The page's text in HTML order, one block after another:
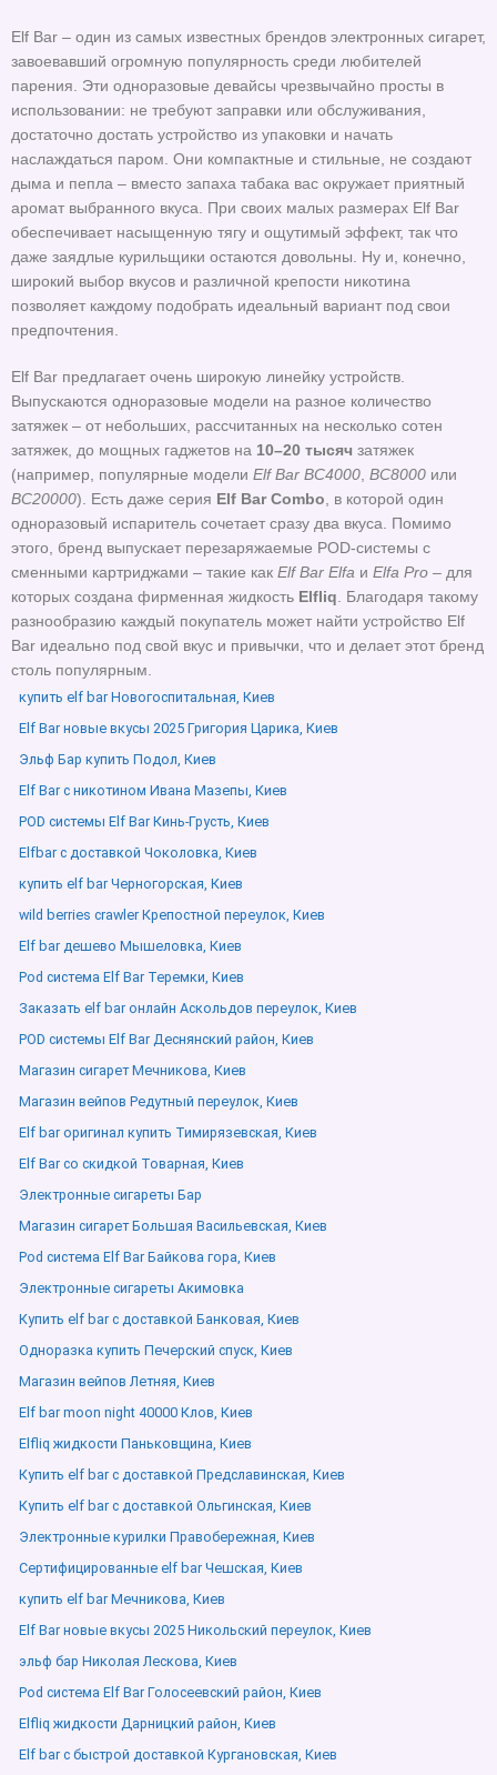
Elf Bar – один из самых известных брендов электронных сигарет,
завоевавший огромную популярность среди любителей
парения. Эти одноразовые девайсы чрезвычайно просты в
использовании: не требуют заправки или обслуживания,
достаточно достать устройство из упаковки и начать
наслаждаться паром. Они компактные и стильные, не создают
дыма и пепла – вместо запаха табака вас окружает приятный
аромат выбранного вкуса. При своих малых размерах Elf Bar
обеспечивает насыщенную тягу и ощутимый эффект, так что
даже заядлые курильщики остаются довольны. Ну и, конечно,
широкий выбор вкусов и различной крепости никотина
позволяет каждому подобрать идеальный вариант под свои
предпочтения.
Elf Bar предлагает очень широкую линейку устройств.
Выпускаются одноразовые модели на разное количество
затяжек – от небольших, рассчитанных на несколько сотен
затяжек, до мощных гаджетов на 10–20 тысяч затяжек
(например, популярные модели Elf Bar BC4000 BC8000 или
BC20000). Есть даже серия Elf Bar Combo , в которой один
одноразовый испаритель сочетает сразу два вкуса. Помимо
этого, бренд выпускает перезаряжаемые POD-системы с
сменными картриджами – такие как Elf Bar Elfa и Elfa Pro – для
которых создана фирменная жидкость Elfliq . Благодаря такому
разнообразию каждый покупатель может найти устройство Elf
Bar идеально под свой вкус и привычки, что и делает этот бренд
столь популярным.
купить elf bar Новогоспитальная, Киев
Elf Bar новые вкусы 2025 Григория Царика, Киев
Эльф Бар купить Подол, Киев
Elf Bar с никотином Ивана Мазепы, Киев
POD системы Elf Bar Кинь-Грусть, Киев
Elfbar с доставкой Чоколовка, Киев
купить elf bar Черногорская, Киев
wild berries crawler Крепостной переулок, Киев
Elf bar дешево Мышеловка, Киев
Pod система Elf Bar Теремки, Киев
Заказать elf bar онлайн Аскольдов переулок, Киев
POD системы Elf Bar Деснянский район, Киев
Магазин сигарет Мечникова, Киев
Магазин вейпов Редутный переулок, Киев
Elf bar оригинал купить Тимирязевская, Киев
Elf Bar со скидкой Товарная, Киев
Электронные сигареты Бар
Магазин сигарет Большая Васильевская, Киев
Pod система Elf Bar Байкова гора, Киев
Электронные сигареты Акимовка
Купить elf bar с доставкой Банковая, Киев
Одноразка купить Печерский спуск, Киев
Магазин вейпов Летняя, Киев
Elf bar moon night 40000 Клов, Киев
Elfliq жидкости Паньковщина, Киев
Купить elf bar с доставкой Предславинская, Киев
Купить elf bar с доставкой Ольгинская, Киев
Электронные курилки Правобережная, Киев
Сертифицированные elf bar Чешская, Киев
купить elf bar Мечникова, Киев
Elf Bar новые вкусы 2025 Никольский переулок, Киев
эльф бар Николая Лескова, Киев
Pod система Elf Bar Голосеевский район, Киев
Elfliq жидкости Дарницкий район, Киев
Elf bar с быстрой доставкой Кургановская, Киев